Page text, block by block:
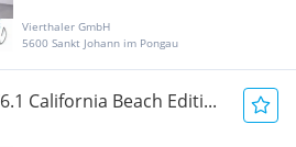
Vierthaler GmbH
5600 Sankt Johann im Pongau
California Beach Editi...